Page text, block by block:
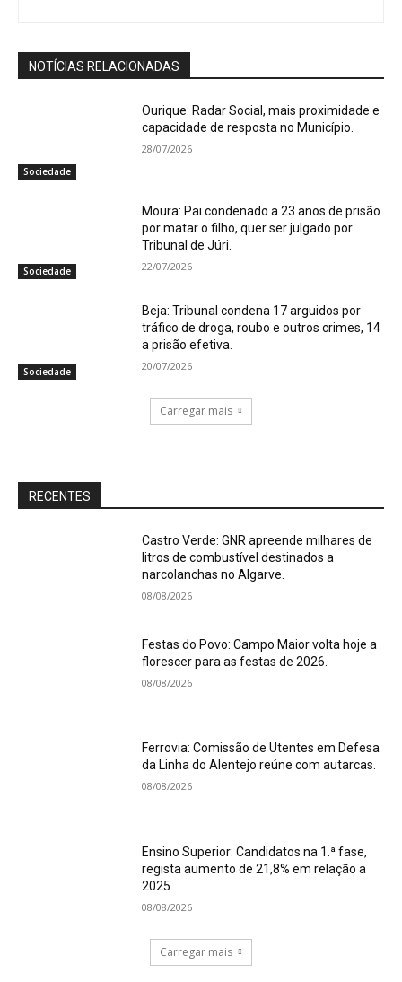
NOTÍCIAS RELACIONADAS
Sociedade
Ourique: Radar Social, mais proximidade e
capacidade de resposta no Município.
28/07/2026
Sociedade
Moura: Pai condenado a 23 anos de prisão
por matar o filho, quer ser julgado por
Tribunal de Júri.
22/07/2026
Sociedade
Beja: Tribunal condena 17 arguidos por
tráfico de droga, roubo e outros crimes, 14
a prisão efetiva.
20/07/2026
Carregar mais
RECENTES
Castro Verde: GNR apreende milhares de
litros de combustível destinados a
narcolanchas no Algarve.
08/08/2026
Festas do Povo: Campo Maior volta hoje a
florescer para as festas de 2026.
08/08/2026
Ferrovia: Comissão de Utentes em Defesa
da Linha do Alentejo reúne com autarcas.
08/08/2026
Ensino Superior: Candidatos na 1.ª fase,
regista aumento de 21,8% em relação a
2025.
08/08/2026
Carregar mais